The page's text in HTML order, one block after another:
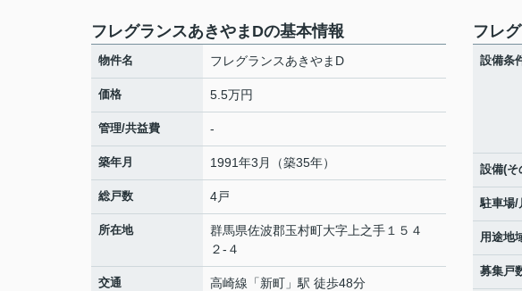
フレグランスあきやまDの基本情報
物件名 フレグランスあきやまD
価格 5.5万円
管理/共益費 -
築年月 1991年3月（築35年）
総戸数 4戸
所在地 群馬県佐波郡玉村町大字上之手 １５４
２-４
交通 高崎線 「新町 」駅 徒歩48分
フレ
設備条
設備(そ
駐車場/
用途地
募集戸